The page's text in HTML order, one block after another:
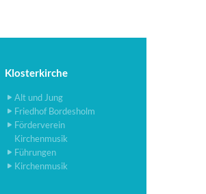
Klosterkirche
Alt und Jung
Friedhof Bordesholm
Förderverein
Kirchenmusik
Führungen
Kirchenmusik